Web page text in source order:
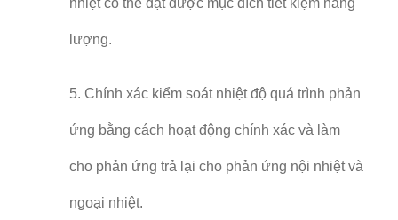
lượng.
5. Chính xác kiểm soát nhiệt độ quá trình phản
ứng bằng cách hoạt động chính xác và làm
cho phản ứng trả lại cho phản ứng nội nhiệt và
ngoại nhiệt.